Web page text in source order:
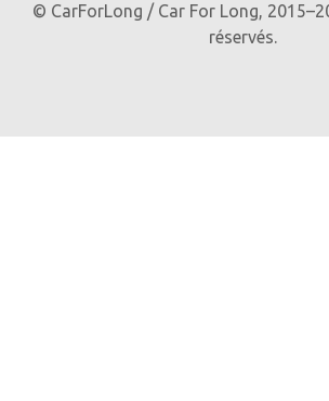
© CarForLong / Car For Long,
réservés.